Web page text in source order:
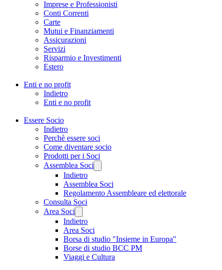
Imprese e Professionisti
Conti Correnti
Carte
Mutui e Finanziamenti
Assicurazioni
Servizi
Risparmio e Investimenti
Estero
Enti e no profit
Indietro
Enti e no profit
Essere Socio
Indietro
Perchè essere soci
Come diventare socio
Prodotti per i Soci
Assemblea Soci
Indietro
Assemblea Soci
Regolamento Assembleare ed elettorale
Consulta Soci
Area Soci
Indietro
Area Soci
Borsa di studio "Insieme in Europa"
Borse di studio BCC PM
Viaggi e Cultura